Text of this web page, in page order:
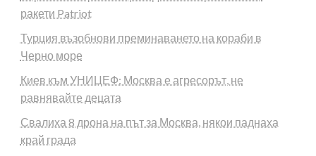
ракети Patriot
Турция възобнови преминаването на кораби в
Черно море
Киев към УНИЦЕФ: Москва е агресорът, не
равнявайте децата
Свалиха 8 дрона на път за Москва, някои паднаха
край града